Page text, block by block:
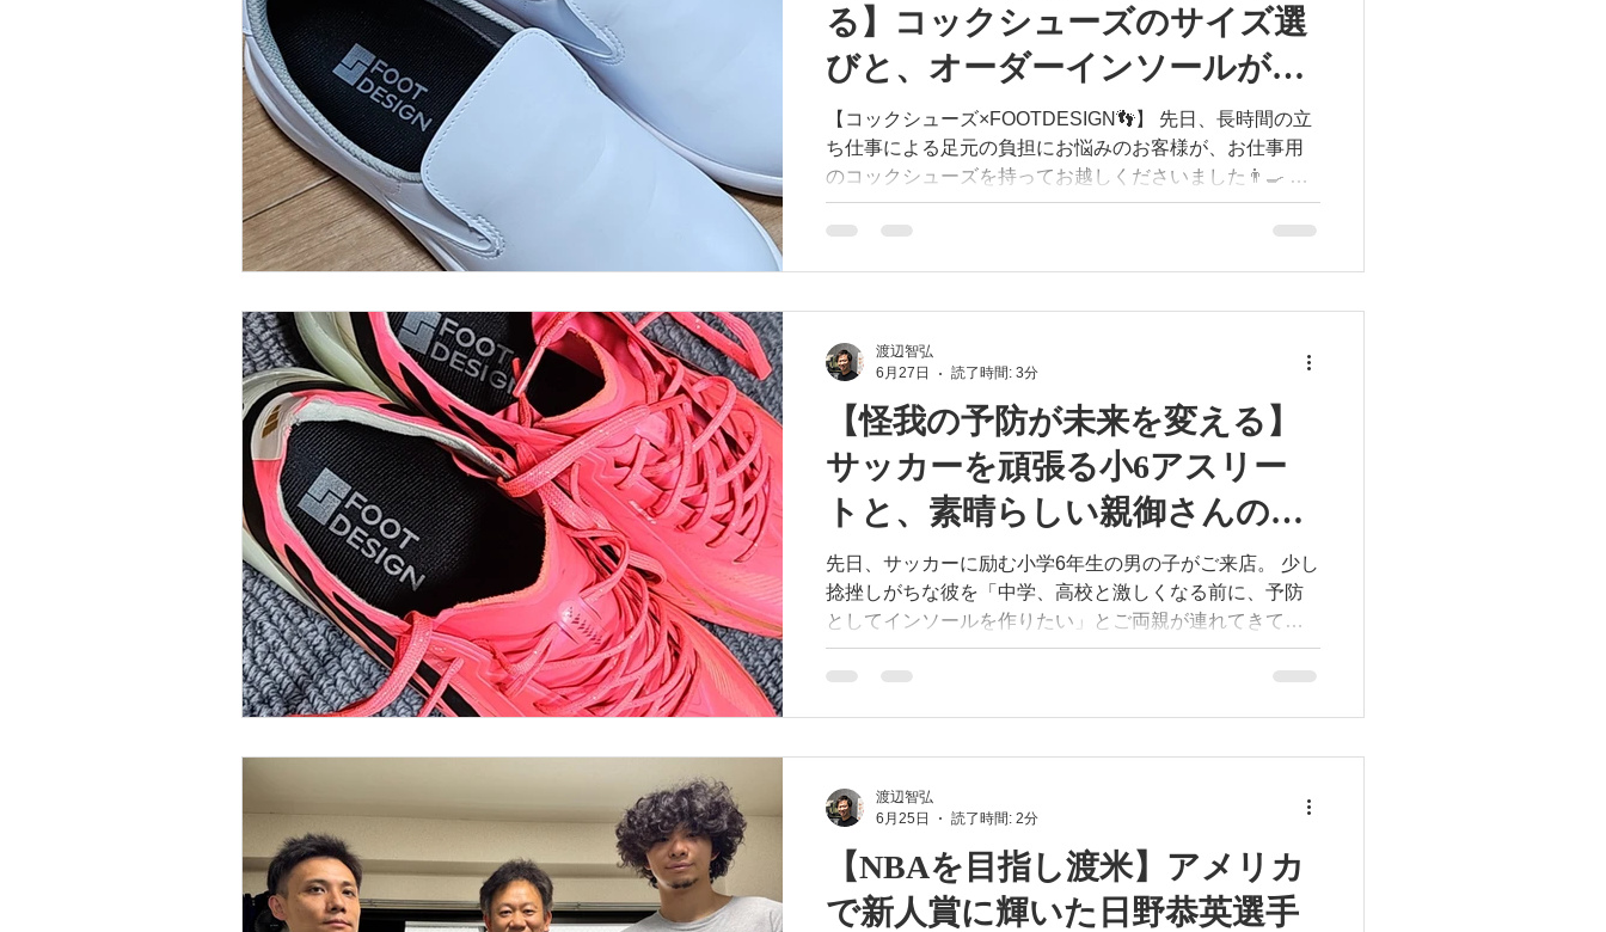
という本質が見えなくなってしまいます。 私たちが提案
する「FOOTDESIGN（フットデザイン）」は、身体を固
めて耐えさせるものではありません。【足を固める】の
独自設計で、自然な動きをスムーズにサポートします。
一瞬のテスト結果ではなく、毎日の「動き」に誠実に向
き合うインソールを。ぜひ普段の
る】コックシューズのサイズ選
びと、オーダーインソールが生
み出す「安定感」
【コックシューズ×FOOTDESIGN👣】 先日、長時間の立
ち仕事による足元の負担にお悩みのお客様が、お仕事用
のコックシューズを持ってお越しくださいました👨‍🍳 紐
やマジックテープがないスリッポンタイプのコックシュ
ーズは、足首を締めて固定できないため、実は「シュー
場で試していただくと「とても楽だ！」と嬉しいお言葉
をいただきました✨ 足をただ固めるのではなく、足本来
の動きを活かしながら心地よく「安定」させる独自設計
だからこそ、長時間の立ち仕事の強い味方になります。
「仕事用の靴をもっと快適にしたい」という方は、ぜひ
お使いの靴を持ってFOOTLABへご相談くださいね。 一
人ひとりに合わせた最適な足元環境をご提案します！
#FOOTLAB #フットラボ #FOOTDESIGN #フットデザイ
ン #リアルイノベーション #インソール #コックシューズ
#立ち仕事 #厨房靴 #サ
【怪我の予防が未来を変える】
サッカーを頑張る小6アスリー
トと、素晴らしい親御さんの選
択
先日、サッカーに励む小学6年生の男の子がご来店。 少し
捻挫しがちな彼を「中学、高校と激しくなる前に、予防
としてインソールを作りたい」とご両親が連れてきてく
れました。 この考え方は本当に大正解です！学生スポー
ツの期間は短く、怪我での離脱は大きな痛手。試合に出
できるからです。 インソールは怪我をしてから使うもの
ではなく、怪我を「予防」し、本来の力を引き出すため
に使うもの。 FOOTDESIGNは、激しいプレー中も足の機
能を解放し、最高の【動ける足をデザインする】インソ
ールです。 我が子の未来を見据えて今動いた親御さんの
選択は本当に素晴らしい！ これからの彼の活躍が楽しみ
渡辺智弘
6月27日
読了時間: 3分
【NBAを目指し渡米】アメリカ
で新人賞に輝いた日野恭英選手
渡辺智弘
6月25日
読了時間: 2分